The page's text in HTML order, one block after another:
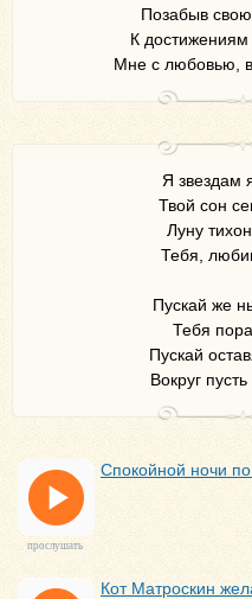
Позабыв свою
К достижениям
Мне с любовью,
Я звездам
Твой сон
Луну
Тебя,
Пускай же
Тебя
Пускай
Вокруг
Спокойной ночи
прослушать
Кот Матроскин